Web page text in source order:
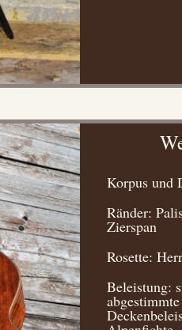
Korpus und
Ränder:
Zierspan
Rosette:
Beleistung:
abgestimmte